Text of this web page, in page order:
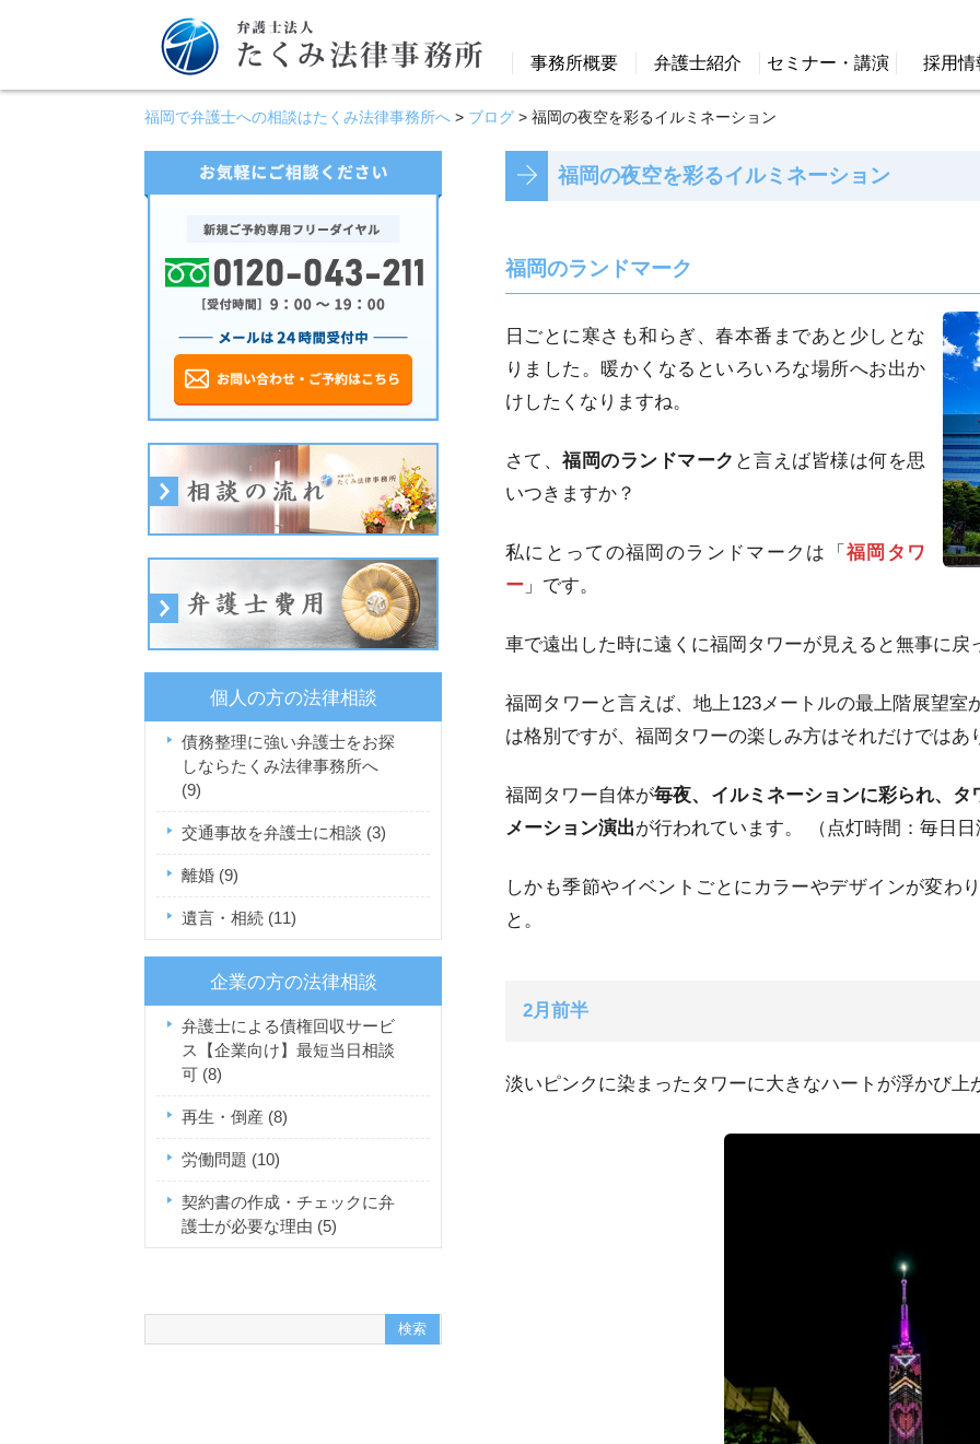
事務所概要 弁護士紹介 セミナー・講演 採用情
福岡で弁護士への相談はたくみ法律事務所へ > ブログ > 福岡の夜空を彩るイルミネーション
福岡の夜空を彩るイルミネーション
福岡のランドマーク
日ごとに寒さも和らぎ、春本番まであと少しとな
りました。暖かくなるといろいろな場所へお出か
けしたくなりますね。
さて、福岡のランドマーク と言えば皆様は何を思
いつきますか？
私にとっての福岡のランドマークは「 福岡タワ
ー 」です。
車で遠出した時に遠くに福岡タワーが見えると無事に
福岡タワーと言えば、地上123メートルの最上階展望
は格別ですが、福岡タワーの楽しみ方はそれだけではあ
福岡タワー自体が毎夜、イルミネーションに彩られ、
メーション演出が行われています。 （点灯時間：毎日
しかも季節やイベントごとにカラーやデザインが変わ
と。
2月前半
淡いピンクに染まったタワーに大きなハートが浮かび上
個人の方の法律相談
債務整理に強い弁護士をお探
しならたくみ法律事務所へ
(9)
交通事故を弁護士に相談 (3)
離婚 (9)
遺言・相続 (11)
企業の方の法律相談
弁護士による債権回収サービ
ス【企業向け】最短当日相談
可 (8)
再生・倒産 (8)
労働問題 (10)
契約書の作成・チェックに弁
護士が必要な理由 (5)